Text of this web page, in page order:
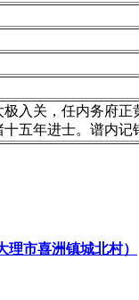
入关，任内务府
五年进士。谱内
市喜洲镇城北村）